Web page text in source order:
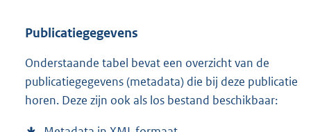
o
d
p
u
n
s
g
r
l
a
d
p
a
d
s
g
n
o
a
d
t
n
d
s
w
l
o
a
s
a
n
d
Publicatiegegevens
Onderstaande tabel bevat een overzicht van de
publicatiegegevens (metadata) die bij deze publicatie
horen. Deze zijn ook als los bestand beschikbaar: